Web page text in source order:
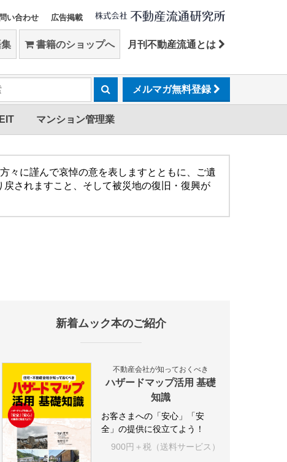
い合わせ 広告掲載
書籍のショップへ 月刊不動産流通とは
メルマガ無料登録
マンション管理業
々に謹んで哀悼の意を表しますとともに、ご遺
されますこと、そして被災地の復旧・復興が
新着ムック本のご紹介
不動産会社が知っておくべき
ハザードマップ活用 基礎
知識
お客さまへの「安心」「安
全」の提供に役立てよう！
900円＋税（送料サービス）